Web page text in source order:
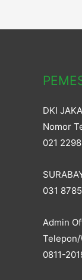
DKI
Nomor
021
031
Admin
Telepon/
0811-